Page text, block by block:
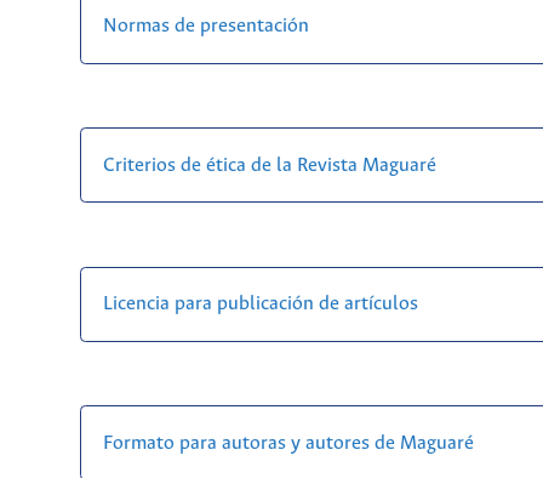
Normas de presentación
Criterios de ética de la Revista Maguaré
Licencia para publicación de artículos
Formato para autoras y autores de Maguaré